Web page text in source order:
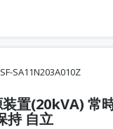
SA11N203A010Z
置(20kVA) 常
持 自立